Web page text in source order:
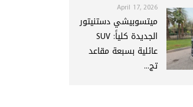
April 17, 2026
ميتسوبيشي دستنيتور
الجديدة كلياً: SUV
عائلية بسبعة مقاعد
تج...